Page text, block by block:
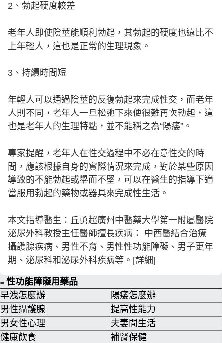
2、勃起硬度較差
老年人即使陰莖能順利勃起，其勃起的硬度也遠比不
上年輕人，這也是正常的生理現象。
3、持續時間短
年輕人可以通過陰莖的反復勃起來完成性交，而老年
人則不同，老年人一旦松弛下來便很難再次勃起，這
也是老年人的生理特點，並不能稱之為“陽痿”。
專家提醒，老年人在性交過程中不必在意性交的時
間，應該根據自身的實際情況來完成，對於某些原因
導致的不能勃起或舉而不堅，可以在醫生的指導下適
當服用勃起的藥物或器具來完成性生活。
本文指導醫生：丘勇超廣州中醫藥大學第一附屬醫院
泌尿外科教授主任醫師擅長疾病： 中西醫結合治療
攝護腺疾病、男性不育、男性性功能障礙、男子更年
期、泌尿科和泌尿外科疾病等。[詳細]
➠ 性功能障礙用藥品
早洩怎麼辦
陽痿怎麼辦
男性攝護腺
提高性能力
男女性心理
夫妻間生活
健康飲食
補腎保健